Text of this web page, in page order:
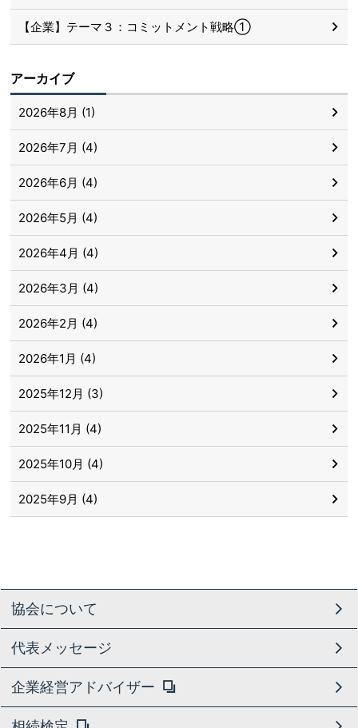
【企業】テーマ３：コミットメント戦略①
アーカイブ
2026年8月 (1)
2026年7月 (4)
2026年6月 (4)
2026年5月 (4)
2026年4月 (4)
2026年3月 (4)
2026年2月 (4)
2026年1月 (4)
2025年12月 (3)
2025年11月 (4)
2025年10月 (4)
2025年9月 (4)
協会について
代表メッセージ
企業経営アドバイザー